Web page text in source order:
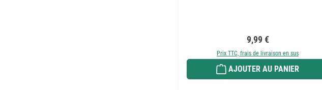
Prix régulier :
9,99 €
Prix TTC, frais de livraison en sus
AJOUTER AU PANIER